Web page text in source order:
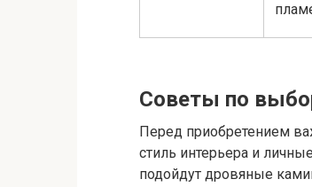
Советы по
Перед приобретением
стиль интерьера и
подойдут дровяные